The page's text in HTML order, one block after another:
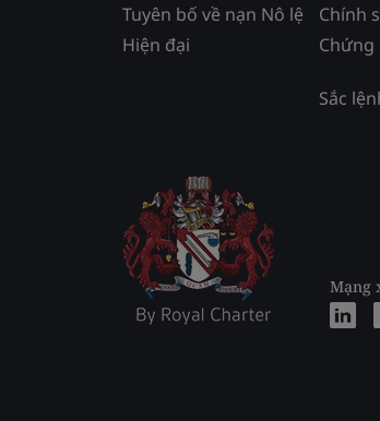
Tuyên bố về nạn Nô lệ
Hiện đại
Chính
Chứng
Sắc
Mạng